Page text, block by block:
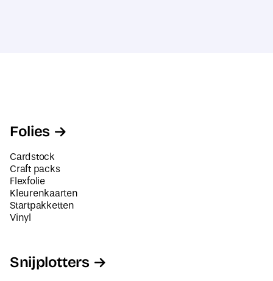
Folies
Cardstock
Craft packs
Flexfolie
Kleurenkaarten
Startpakketten
Vinyl
Snijplotters